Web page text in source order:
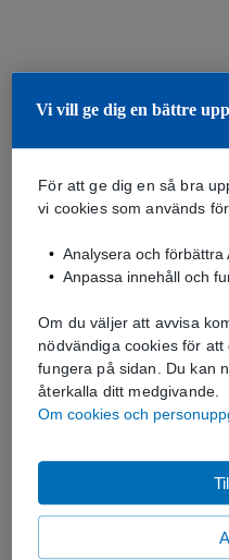
Vi vill ge dig en bättre
För att ge dig en så bra
vi cookies som används
Analysera och förbättra
Anpassa innehåll och
Om du väljer att avvisa
nödvändiga cookies för
fungera på sidan. Du kan
återkalla ditt medgivande.
Om cookies och